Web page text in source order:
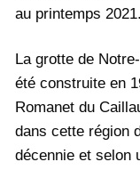
au printemps 2021.
La grotte de
été construite en
Romanet du
dans cette région
décennie et selon